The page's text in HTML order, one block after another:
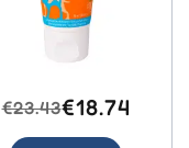
€23.43€18.74